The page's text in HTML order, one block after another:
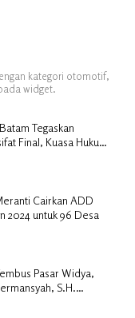
kategori otomotif,
widget.
Tegaskan
Final, Kuasa Hukum
Cairkan ADD
2024 untuk 96 Desa
Pasar Widya,
S.H.